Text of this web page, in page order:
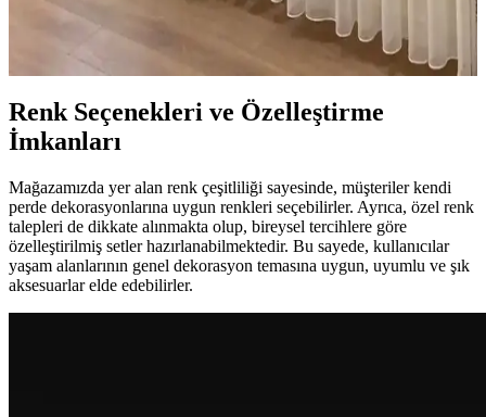
Tül perdeler, hafif ve şeffaf yapılarıyla mekanlara ferahlık ve zarafet
katar, renk uyumu ve bakım ipuçlarıyla ev dekorasyonunu tamamlar.
Renk Seçenekleri ve Özelleştirme
İmkanları
Mağazamızda yer alan renk çeşitliliği sayesinde, müşteriler kendi
perde dekorasyonlarına uygun renkleri seçebilirler. Ayrıca, özel renk
talepleri de dikkate alınmakta olup, bireysel tercihlere göre
özelleştirilmiş setler hazırlanabilmektedir. Bu sayede, kullanıcılar
yaşam alanlarının genel dekorasyon temasına uygun, uyumlu ve şık
aksesuarlar elde edebilirler.